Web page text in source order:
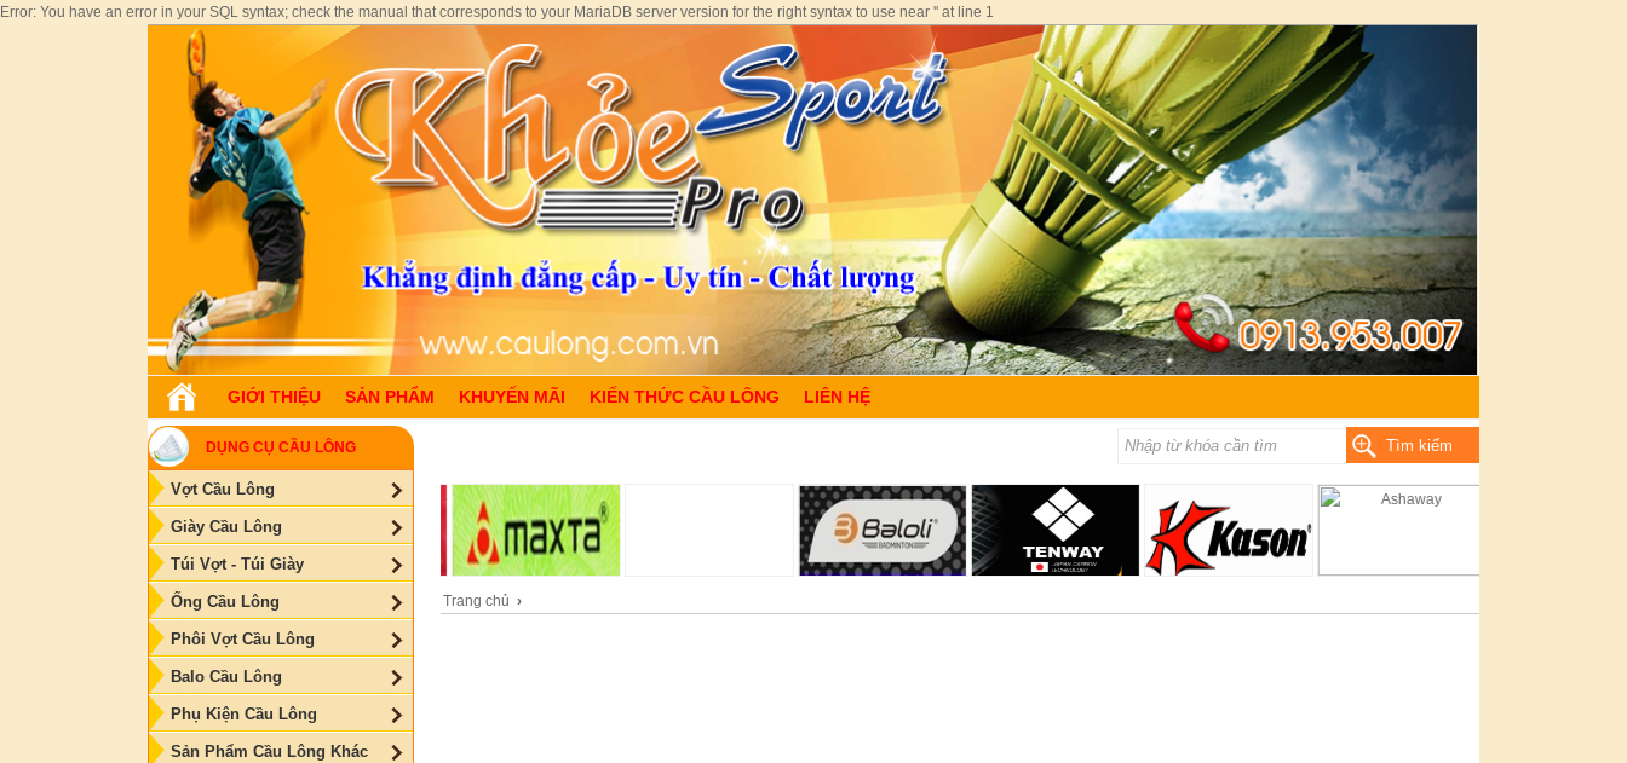
Error: You have an error in your SQL syntax; check the manual that corresponds to your MariaDB server version for the right syntax to use near '' at line 1
GIỚI THIỆU SẢN PHẨM KHUYẾN MÃI KIẾN THỨC CẦU LÔNG LIÊN HỆ
DỤNG CỤ CẦU LÔNG
Vợt Cầu Lông
Giày Cầu Lông
Túi Vợt - Túi Giày
Ống Cầu Lông
Phôi Vợt Cầu Lông
Balo Cầu Lông
Phụ Kiện Cầu Lông
Sản Phẩm Cầu Lông Khác
Tìm kiếm
Trang chủ ›